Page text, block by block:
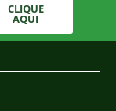
CLIQUE
AQUI